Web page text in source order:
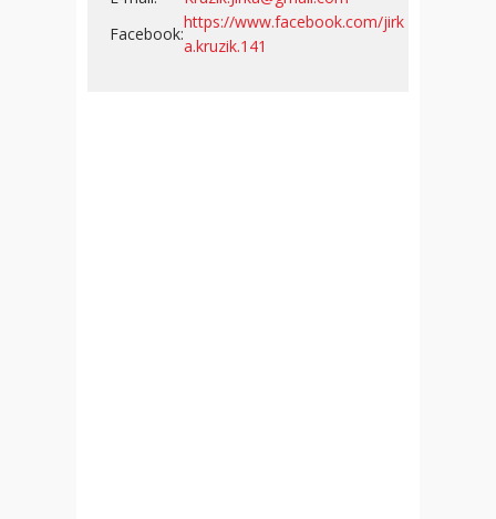
Facebook:
https://www.facebook.com/jirk
a.kruzik.141